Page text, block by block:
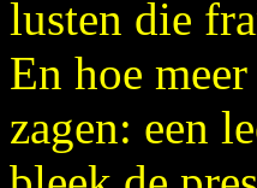
lusten die
En hoe
zagen: een